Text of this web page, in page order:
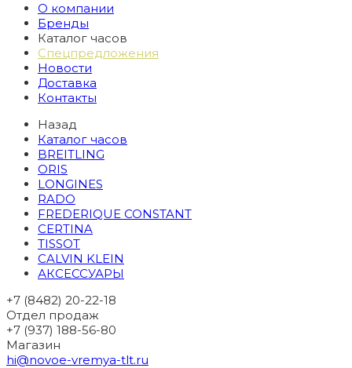
О компании
Бренды
Каталог часов
Спецпредложения
Новости
Доставка
Контакты
Назад
Каталог часов
BREITLING
ORIS
LONGINES
RADO
FREDERIQUE CONSTANT
CERTINA
TISSOT
CALVIN KLEIN
АКСЕССУАРЫ
+7 (8482) 20-22-18
Отдел продаж
+7 (937) 188-56-80
Магазин
hi@novoe-vremya-tlt.ru